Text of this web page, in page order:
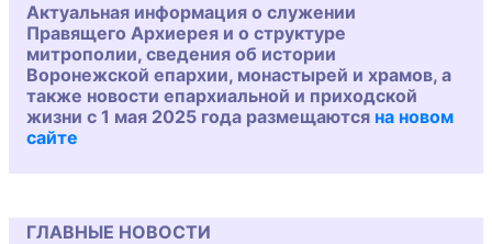
Актуальная информация о служении
Правящего Архиерея и о структуре
митрополии, сведения об истории
Воронежской епархии, монастырей и храмов, а
также новости епархиальной и приходской
жизни с 1 мая 2025 года размещаются на новом
сайте
ГЛАВНЫЕ НОВОСТИ